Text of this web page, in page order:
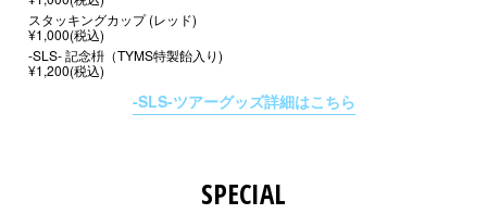
スタッキングカップ (レッド)
¥1,000(税込)
-SLS- 記念枡（TYMS特製飴入り)
¥1,200(税込)
-SLS-ツアーグッズ詳細はこちら
SPECIAL